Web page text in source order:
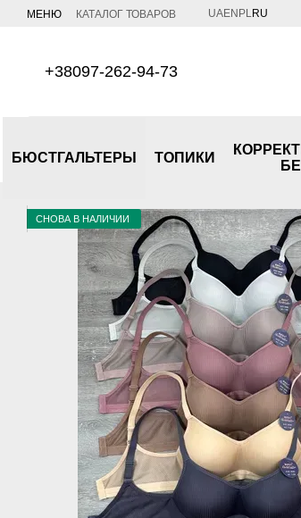
Перейти к основному контенту
МЕНЮ КАТАЛОГ ТОВАРОВ UAEN PLRU
+38097-262-94-73
БЮСТГАЛЬТЕРЫ ТОПИКИ
СНОВА В НАЛИЧИИ